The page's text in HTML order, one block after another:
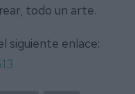
todo un arte.
siguiente enlace: